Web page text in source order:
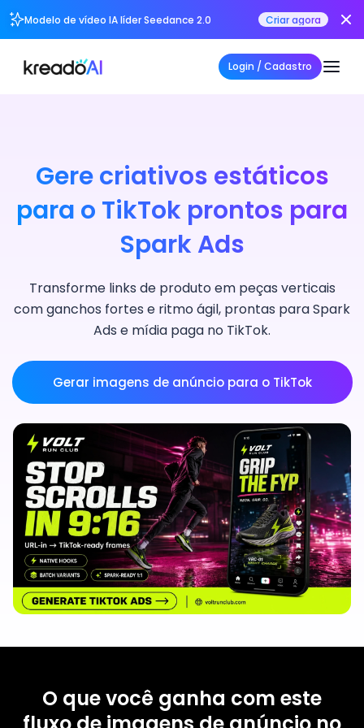
Modelo de vídeo IA líder Seedance 2.0 Criar agora
Login / Cadastro
Gere criativos estáticos
para o TikTok prontos para
Spark Ads
Transforme links de produto em peças verticais
com ganchos fortes e ritmo ágil, prontas para Spark
Ads e mídia paga no TikTok.
Gerar imagens de anúncio para o TikTok
O que você ganha com este